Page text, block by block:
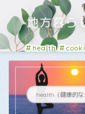
地方暮ら
＃health ＃
health（健康的な